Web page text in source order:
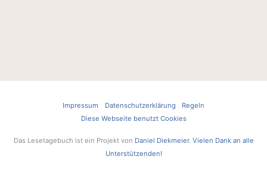
Impressum Datenschutzerklärung
Regeln
Diese Webseite benutzt Cookies
Das Lesetagebuch ist ein Projekt von Daniel Diekmeier. Vielen Dank an alle
Unterstützenden!